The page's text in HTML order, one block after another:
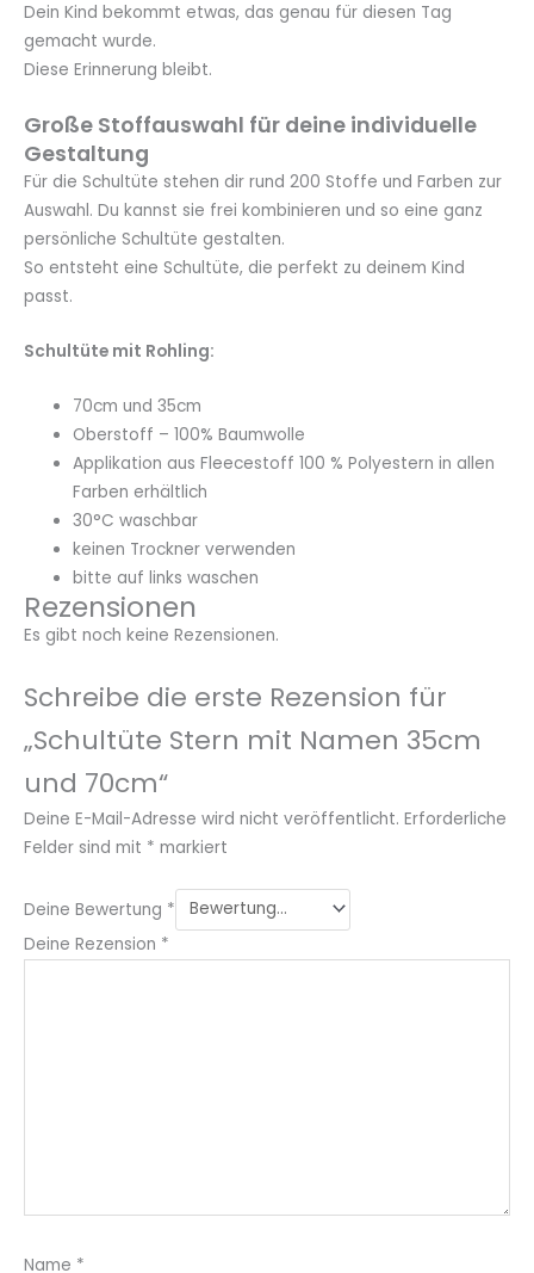
Dein Kind bekommt etwas, das genau für diesen Tag
gemacht wurde.
Diese Erinnerung bleibt.
Große Stoffauswahl für deine individuelle
Gestaltung
Für die Schultüte stehen dir rund 200 Stoffe und Farben zur
Auswahl. Du kannst sie frei kombinieren und so eine ganz
persönliche Schultüte gestalten.
So entsteht eine Schultüte, die perfekt zu deinem Kind
passt.
Schultüte mit Rohling:
70cm und 35cm
Oberstoff – 100% Baumwolle
Applikation aus Fleecestoff 100 % Polyestern in allen
Farben erhältlich
30°C waschbar
keinen Trockner verwenden
bitte auf links waschen
Rezensionen
Es gibt noch keine Rezensionen.
Schreibe die erste Rezension für
„Schultüte Stern mit Namen 35cm
und 70cm“
Deine E-Mail-Adresse wird nicht veröffentlicht. Erforderliche
Felder sind mit * markiert
Deine Bewertung *
Deine Rezension *
Name *